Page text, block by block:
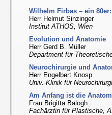
Wilhelm Firbas – ein
Herr Helmut Sinzinger
Institut ATHOS, Wien
Evolution und Anatomie
Herr Gerd B. Müller
Department für
Neurochirurgie und
Herr Engelbert Knosp
Univ.-Klinik für
Am Anfang ist die
Frau Brigitta Balogh
Fachärztin für Plastische,